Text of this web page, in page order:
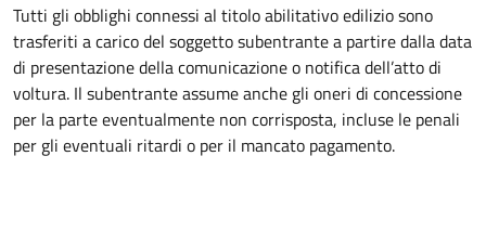
Tutti gli obblighi connessi al titolo abilitativo edilizio sono
trasferiti a carico del soggetto subentrante a partire dalla data
di presentazione della comunicazione o notifica dell’atto di
voltura. Il subentrante assume anche gli oneri di concessione
per la parte eventualmente non corrisposta, incluse le penali
per gli eventuali ritardi o per il mancato pagamento.